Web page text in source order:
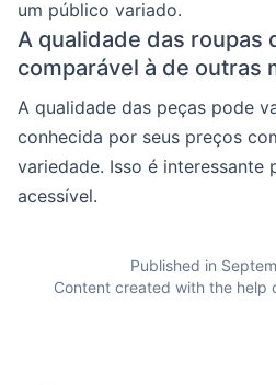
um público variado.
A qualidade das roupas
comparável à de outras
A qualidade das peças pode
conhecida por seus preços
variedade. Isso é interessante
acessível.
Published in
Content created with the help